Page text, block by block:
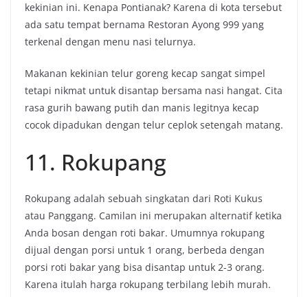
kekinian ini. Kenapa Pontianak? Karena di kota tersebut
ada satu tempat bernama Restoran Ayong 999 yang
terkenal dengan menu nasi telurnya.
Makanan kekinian telur goreng kecap sangat simpel
tetapi nikmat untuk disantap bersama nasi hangat. Cita
rasa gurih bawang putih dan manis legitnya kecap
cocok dipadukan dengan telur ceplok setengah matang.
11. Rokupang
Rokupang adalah sebuah singkatan dari Roti Kukus
atau Panggang. Camilan ini merupakan alternatif ketika
Anda bosan dengan roti bakar. Umumnya rokupang
dijual dengan porsi untuk 1 orang, berbeda dengan
porsi roti bakar yang bisa disantap untuk 2-3 orang.
Karena itulah harga rokupang terbilang lebih murah.